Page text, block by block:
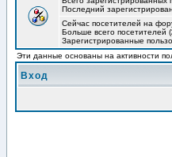
Последний
Сейчас посетителей на
Больше всего посетителей (
Зарегистрированные
Эти данные основаны на активности
Вход